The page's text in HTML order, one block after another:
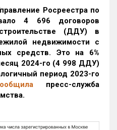
Росреестра по
4 696 договоров
(ДДУ) в
недвижимости с
средств. Это на 6%
2024-го (4 998 ДДУ)
период 2023-го
пресс-служба